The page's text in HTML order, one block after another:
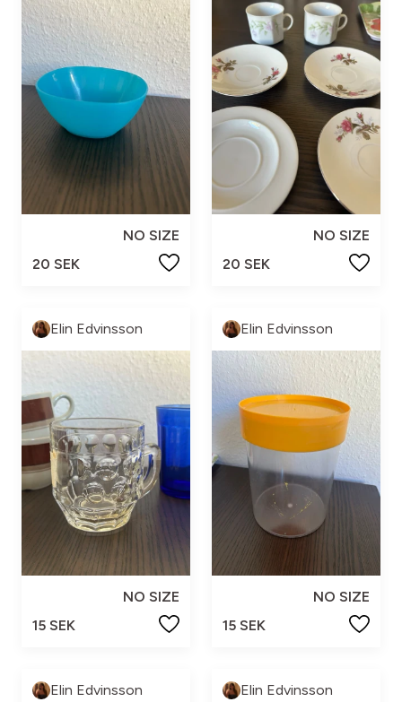
NO SIZE
20 SEK
NO SIZE
20 SEK
Elin Edvinsson
NO SIZE
15 SEK
Elin Edvinsson
NO SIZE
15 SEK
Elin Edvinsson Elin Edvinsson